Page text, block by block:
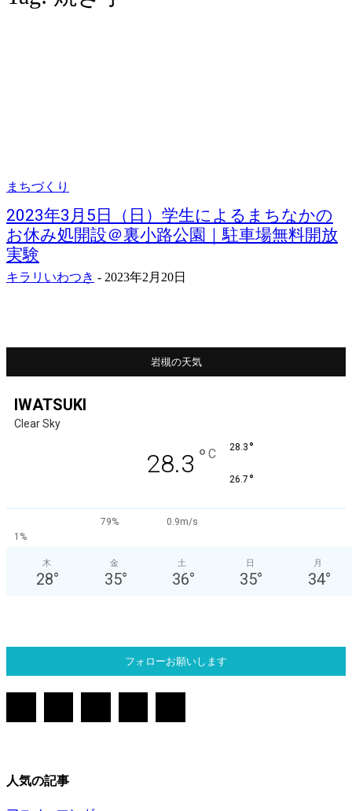
まちづくり
2023年3月5日（日）学生によるまちなかの
お休み処開設＠裏小路公園｜駐車場無料開放
実験
キラリいわつき - 2023年2月20日
岩槻の天気
IWATSUKI
Clear Sky
28.3 ° C 28.3 °
26.7 °
79%
0.9m/s
1%
木
28°
金
35°
土
36°
日
35°
月
34°
フォローお願いします
人気の記事